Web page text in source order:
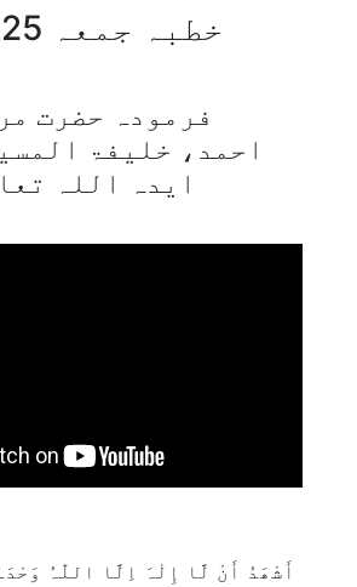
فرمودہ حضرت
احمد، خلیفۃ
ایدہ اللہ
أَشْھَدُ أَنْ لَّا إِلٰہَ اِلَّا اللّٰہُ